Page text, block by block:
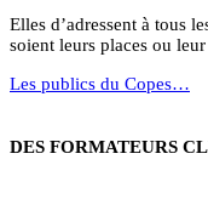
Elles d’adressent à tous
soient leurs places ou
Les publics du Copes…
DES FORMATEURS